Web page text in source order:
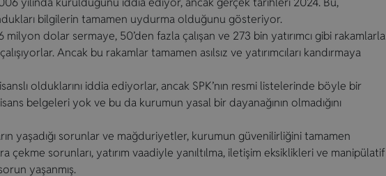
bilgilerin tamamen uydurma olduğunu gösteriyor.
milyon dolar sermaye, 50’den fazla çalışan ve 273 bin yatırımcı gibi rakamlarla
Ancak bu rakamlar tamamen asılsız ve yatırımcıları kandırmaya
olduklarını iddia ediyorlar, ancak SPK’nın resmi listelerinde böyle bir
belgeleri yok ve bu da kurumun yasal bir dayanağının olmadığını
yaşadığı sorunlar ve mağduriyetler, kurumun güvenilirliğini tamamen
çekme sorunları, yatırım vaadiyle yanıltılma, iletişim eksiklikleri ve manipülatif
yaşanmış.